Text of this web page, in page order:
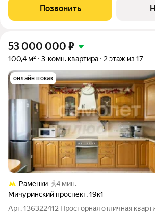
видеонаблюдения с пунктом контроля
Придомовой паркинг за шлагбаумом.
Позвонить
53 000 000 ₽
100,4 м² 3-комн. квартира 2 этаж из 17
онлайн показ
Раменки
4 мин.
Мичуринский проспект,19к1
Арт. 136322412 Просторная отличная